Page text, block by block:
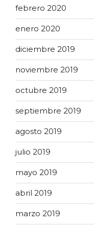
febrero 2020
enero 2020
diciembre 2019
noviembre 2019
octubre 2019
septiembre 2019
agosto 2019
julio 2019
mayo 2019
abril 2019
marzo 2019